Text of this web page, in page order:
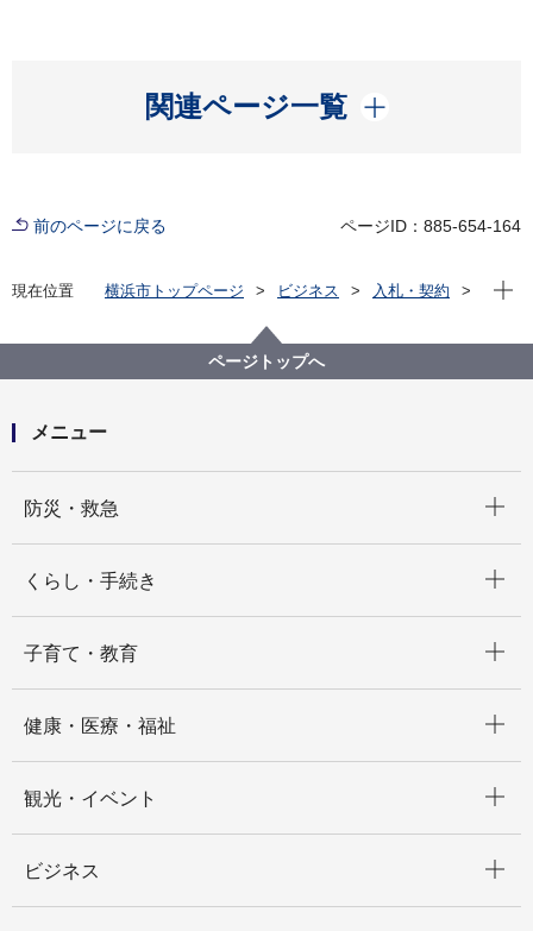
関連ページ一覧
開く
前のページに戻る ページID：885-654-164
現在位置 横浜市トップページ ビジネス
入札・契約
にぎわいスポーツ文化局
【公募型指名競争入札】令和８年度仁川広域市国際交
流事業に伴う業務委託
現在
ページトップへ
メニュー
防災・救急
くらし・手続き
子育て・教育
健康・医療・福祉
観光・イベント
ビジネス